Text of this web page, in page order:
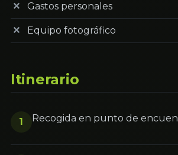
Gastos personales
Equipo fotográfico
Itinerario
1 Recogida en punto de